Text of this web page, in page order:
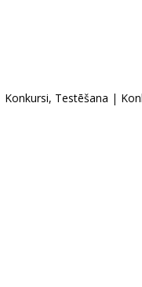
Konkursi, Testēšana |